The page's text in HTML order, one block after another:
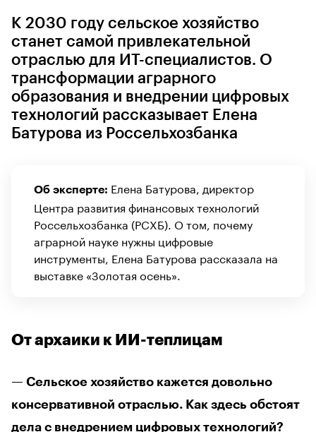
К 2030 году сельское хозяйство
станет самой привлекательной
отраслью для ИТ-специалистов. О
трансформации аграрного
образования и внедрении цифровых
технологий рассказывает Елена
Батурова из Россельхозбанка
Об эксперте: Елена Батурова, директор
Центра развития финансовых технологий
Россельхозбанка (РСХБ). О том, почему
аграрной науке нужны цифровые
инструменты, Елена Батурова рассказала на
выставке «Золотая осень».
От архаики к ИИ-теплицам
— Сельское хозяйство кажется довольно
консервативной отраслью. Как здесь обстоят
дела с внедрением цифровых технологий?